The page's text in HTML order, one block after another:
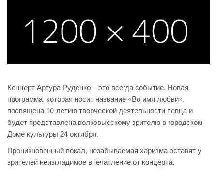
Концерт Артура Руденко – это всегда событие. Новая
программа, которая носит название «Во имя любви»,
посвящена 10-летию творческой деятельности певца и
будет представлена волковысскому зрителю в городском
Доме культуры 24 октября.
Проникновенный вокал, незабываемая харизма оставят у
зрителей неизгладимое впечатление от концерта.